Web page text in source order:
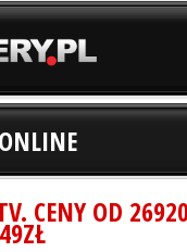
CENY OD